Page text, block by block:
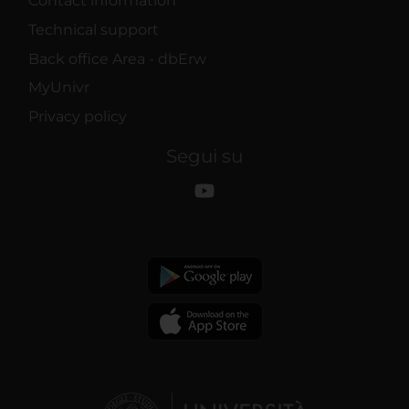
Technical support
Back office Area - dbErw
MyUnivr
Privacy policy
Segui su